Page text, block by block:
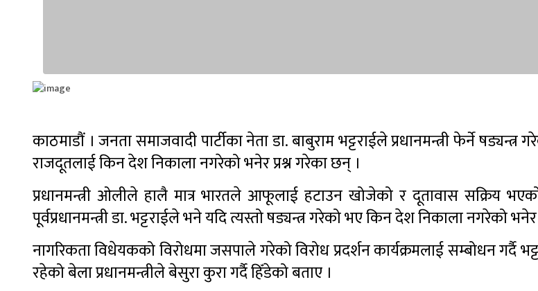
काठमाडौं । जनता समाजवादी पार्टीका नेता डा. बाबुराम भट्टराईले प्रधानमन्त्री फेर्ने षड्यन्त्र
राजदूतलाई किन देश निकाला नगरेको भनेर प्रश्न गरेका छन् ।
प्रधानमन्त्री ओलीले हालै मात्र भारतले आफूलाई हटाउन खोजेको र दूतावास सक्रिय
पूर्वप्रधानमन्त्री डा. भट्टराईले भने यदि त्यस्तो षड्यन्त्र गरेको भए किन देश निकाला नगरेको भनेर
नागरिकता विधेयकको विरोधमा जसपाले गरेको विरोध प्रदर्शन कार्यक्रमलाई सम्बोधन गर्दै
रहेको बेला प्रधानमन्त्रीले बेसुरा कुरा गर्दै हिँडेको बताए ।